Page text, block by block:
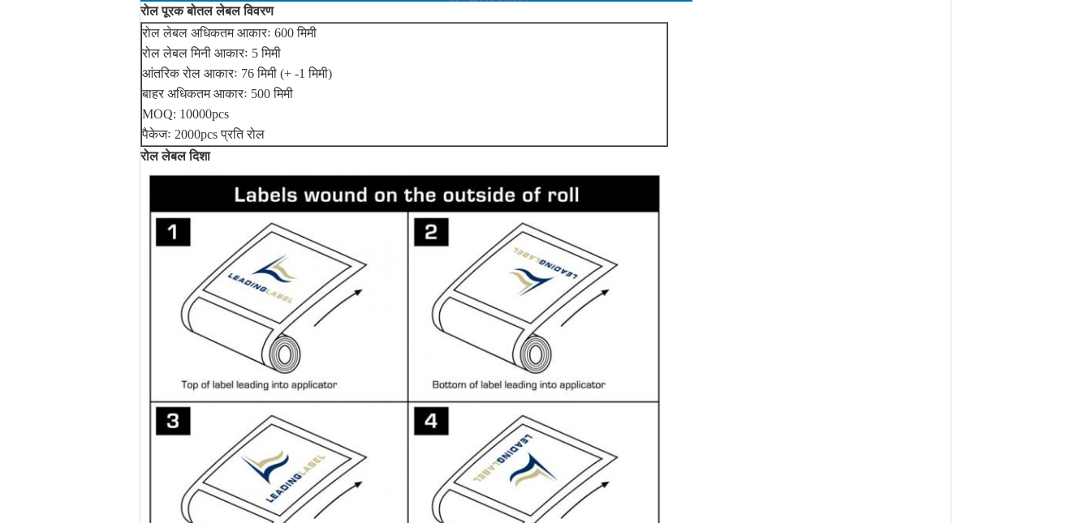
रोल पूरक बोतल लेबल विवरण
रोल लेबल अधिकतम आकारः 600 मिमी
रोल लेबल मिनी आकारः 5 मिमी
आंतरिक रोल आकारः 76 मिमी (+ -1 मिमी)
बाहर अधिकतम आकारः 500 मिमी
MOQ: 10000pcs
पैकेजः 2000pcs प्रति रोल
रोल लेबल दिशा